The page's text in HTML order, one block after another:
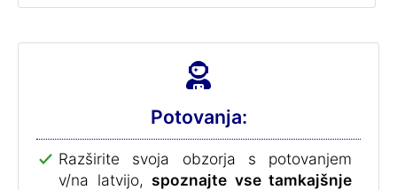
Potovanja:
Razširite svoja obzorja s potovanjem
v/na latvijo, spoznajte vse tamkajšnje